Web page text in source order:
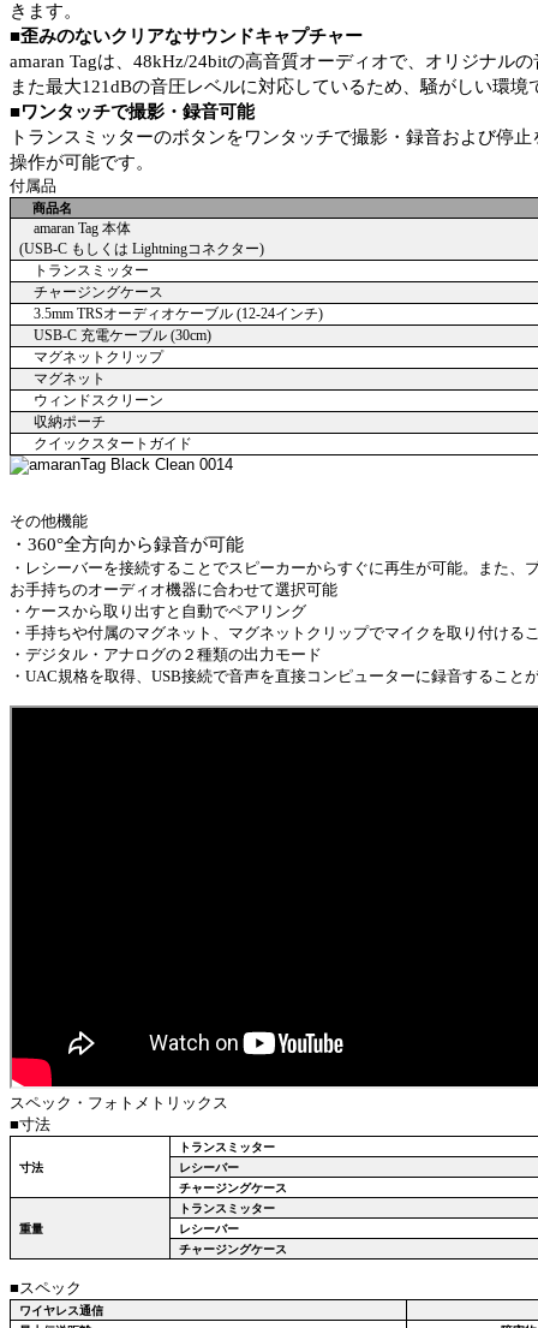
きます。
■歪みのないクリアなサウンドキャプチャー
amaran Tagは、 48kHz/24bitの高音質オーディオで、オリジナル
また最大121dBの音圧レベルに対応しているため、騒がしい環
■ワンタッチで撮影・録音可能
トランスミッターのボタンをワンタッチで撮影・録音および停
操作が可能です。
付属品
商品名
amaran Tag 本体
(USB-C もしくは Lightningコネクター)
トランスミッター
チャージングケース
3.5mm TRSオーディオケーブル(12-24インチ)
USB-C 充電ケーブル(30cm)
マグネットクリップ
マグネット
ウィンドスクリーン
収納ポーチ
クイックスタートガイド
その他機能
・ 360°全方向から録音が可能
・レシーバーを接続することでスピーカーからすぐに再生が可能。また、
お手持ちのオーディオ機器に合わせて選択可能
・ケースから取り出すと自動でペアリング
・手持ちや付属のマグネット、マグネットクリップでマイクを取り付ける
・デジタル・アナログの２種類の出力モード
・ UAC規格を取得、 USB接続で音声を直接コンピューターに録音すること
スペック・フォトメトリックス
■寸法
寸法
トランスミッター
レシーバー
チャージングケース
重量
トランスミッター
レシーバー
チャージングケース
■スペック
ワイヤレス通信